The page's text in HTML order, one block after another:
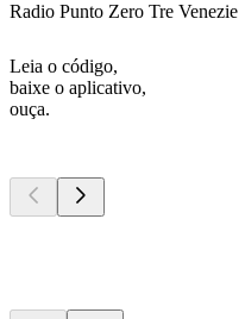
Radio Punto Zero Tre Venezie
Leia o código,
baixe o aplicativo,
ouça.